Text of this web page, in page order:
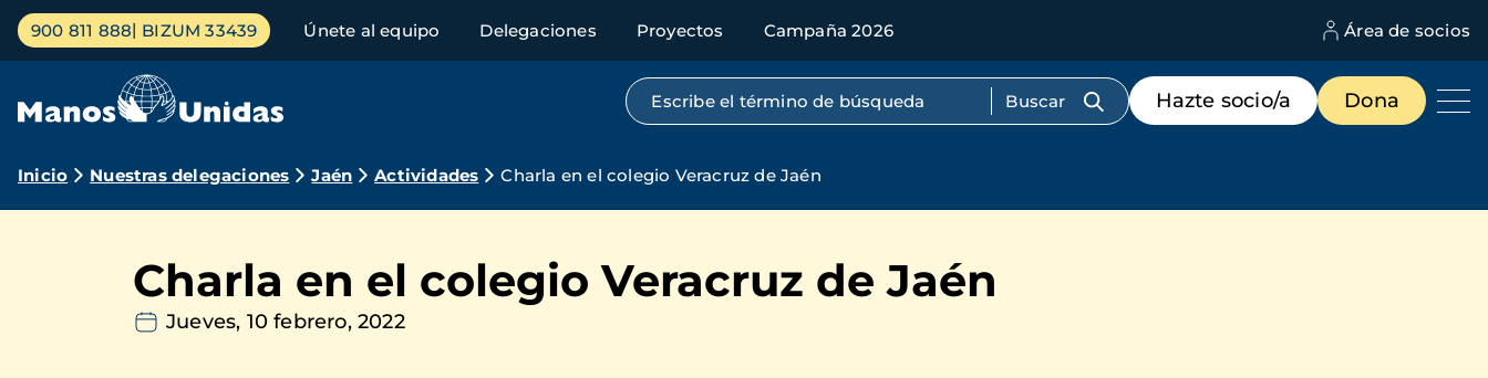
Pasar
contenido
Menú
principal
900 811 888 BIZUM 33439 Únete al equipo Delegaciones Proyectos Campaña 2026 Área de socios
Búsqueda por texto completo
Menú
de
destacados
Hazte socio/a Dona
Ruta
navegación
Inicio Nuestras delegaciones Jaén Actividades Charla en el colegio Veracruz de Jaén
Charla en el colegio Veracruz de Jaén
Jueves, 10 febrero, 2022